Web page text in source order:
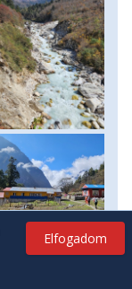
Elfogadom